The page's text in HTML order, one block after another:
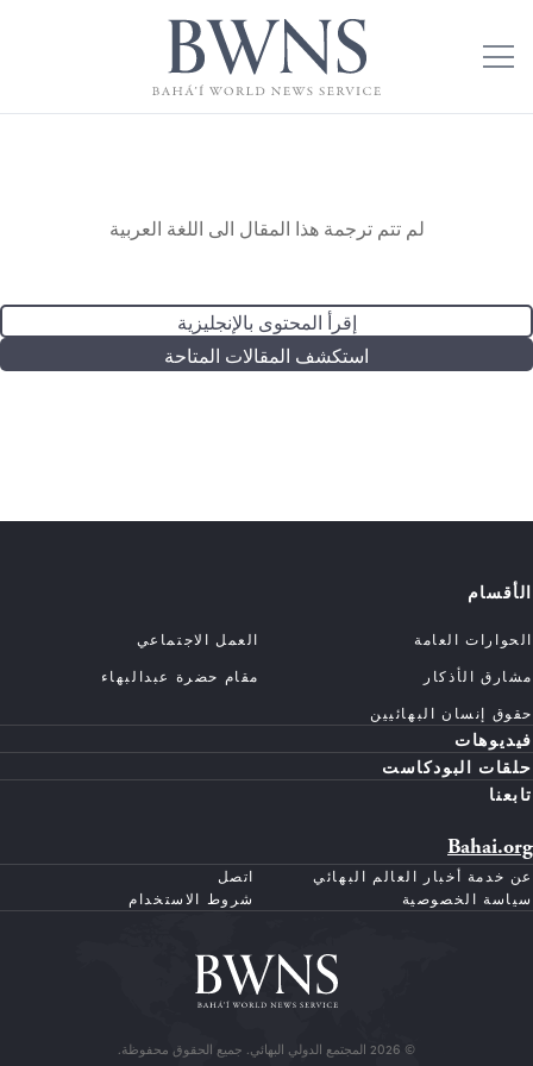
لم تتم ترجمة هذا المقال الى اللغة العربية
إقرأ المحتوى بالإنجليزية
استكشف المقالات المتاحة
الأقسام
الحوارات العامة
العمل الاجتماعي
مشارق الأذكار
مقام حضرة عبدالبهاء
حقوق إنسان البهائيين
فيديوهات
حلقات البودكاست
تابعنا
Bahai.org
عن خدمة أخبار العالم البهائي
اتصل
سياسة الخصوصية
شروط الاستخدام
© 2026 المجتمع الدولي البهائي. جميع الحقوق محفوظة.